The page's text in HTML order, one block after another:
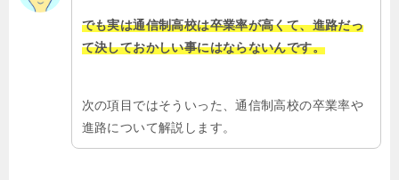
でも実は通信制高校は卒業率が高くて、進路だっ
て決しておかしい事にはならないんです。
次の項目ではそういった、通信制高校の卒業率や
進路について解説します。